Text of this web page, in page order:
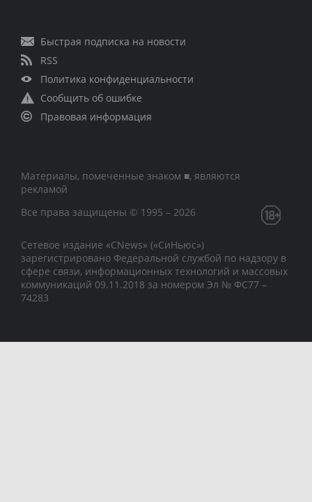
Быстрая подписка на новости
RSS
Политика конфиденциальности
Сообщить об ошибке
Правовая информация
Материалы, помеченные знаком ■, являются
рекламой
Все права защищены © 1995 – 2026
Сетевое издание «CNews» («СиНьюс»)
зарегистрировано Федеральной службой по надзору в
сфере связи, информационных технологий и массовых
коммуникаций 09.11.2018 за номером Эл № ФС77 –
74283